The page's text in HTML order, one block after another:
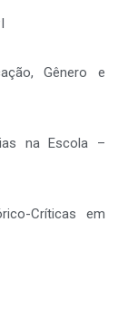
Gênero e
na Escola –
Críticas em